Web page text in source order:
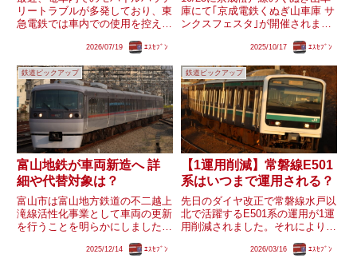
リートラブルが多発しており、東
急電鉄では車内での使用を控える
ためユーザーからは｢車内にコン
れる声も聞かれます。現状東急の
｢Q SEAT｣や西武4000...
2026/07/19 ｴｽｾﾌﾞﾝ
庫にて｢京成電鉄くぬぎ山車庫 サ
ンクスフェスタ｣が開催されま
は｢松戸線で営業していない車両
その車両は何になるのでしょう
か？
2025/10/17 ｴｽｾﾌﾞﾝ
鉄道ピックアップ
富山地鉄が車両新造へ 詳
細や代替対象は？
富山市は富山地方鉄道の不二越上
滝線活性化事業として車両の更新
を行うことを明らかにしました。
として計上されているため、新車
2025/12/14 ｴｽｾﾌﾞﾝ
鉄道ピックアップ
【1運用削減】常磐線E501
系はいつまで運用される？
先日のダイヤ改正で常磐線水戸以
北で活躍するE501系の運用が1運
用削減されました。それにより
ます。E531系5連による一部列車
2026/03/16 ｴｽｾﾌﾞﾝ